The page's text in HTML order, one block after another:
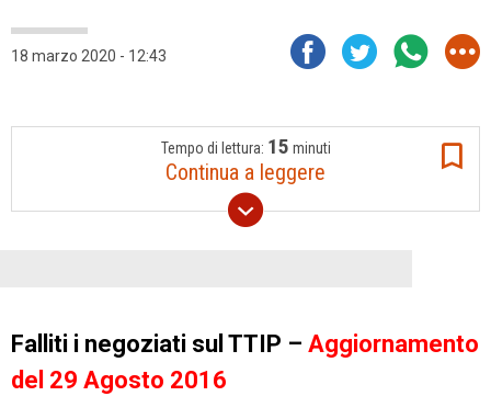
18 marzo 2020 - 12:43
Tempo di lettura: 15 minuti
Continua a leggere
Falliti i negoziati sul TTIP – Aggiornamento
del 29 Agosto 2016